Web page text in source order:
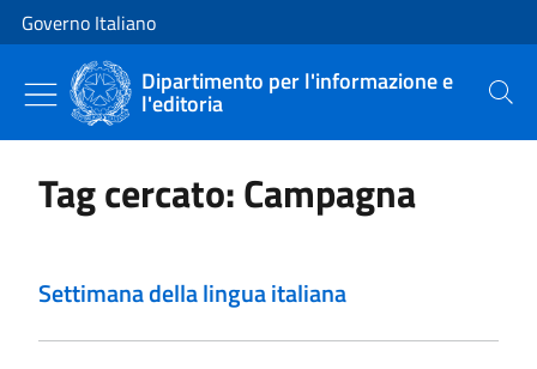
Vai al contenuto
Vai alla navigazione del sito
Governo Italiano
Dipartimento per l'informazione e
l'editoria Cerca
Tag cercato: Campagna
Settimana della lingua italiana